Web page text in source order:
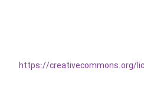
https://creativecommons.org/